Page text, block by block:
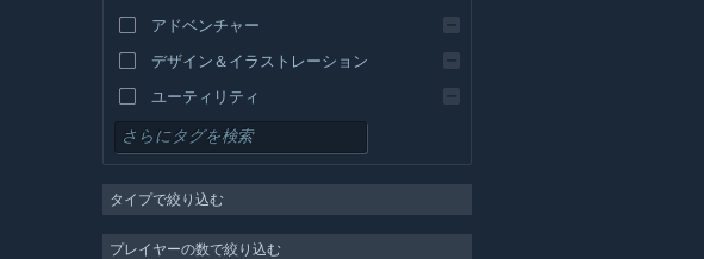
アドベンチャー
デザイン＆イラストレーション
ユーティリティ
無料プレイ
MMO
インディー
タイプで絞り込む
プレイヤーの数で絞り込む